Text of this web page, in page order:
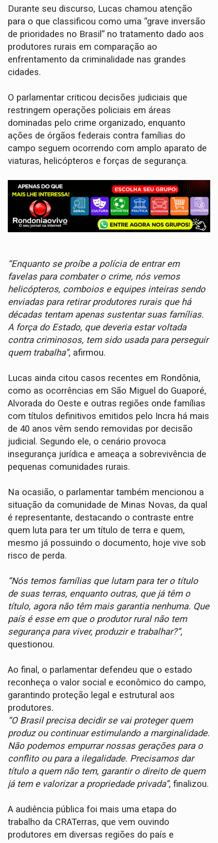
Durante seu discurso, Lucas chamou atenção
para o que classificou como uma “grave inversão
de prioridades no Brasil” no tratamento dado aos
produtores rurais em comparação ao
enfrentamento da criminalidade nas grandes
cidades.
O parlamentar criticou decisões judiciais que
restringem operações policiais em áreas
dominadas pelo crime organizado, enquanto
ações de órgãos federais contra famílias do
campo seguem ocorrendo com amplo aparato de
viaturas, helicópteros e forças de segurança.
“Enquanto se proíbe a polícia de entrar em
favelas para combater o crime, nós vemos
helicópteros, comboios e equipes inteiras sendo
enviadas para retirar produtores rurais que há
décadas tentam apenas sustentar suas famílias.
A força do Estado, que deveria estar voltada
contra criminosos, tem sido usada para perseguir
quem trabalha”, afirmou.
Lucas ainda citou casos recentes em Rondônia,
como as ocorrências em São Miguel do Guaporé,
Alvorada do Oeste e outras regiões onde famílias
com títulos definitivos emitidos pelo Incra há mais
de 40 anos vêm sendo removidas por decisão
judicial. Segundo ele, o cenário provoca
insegurança jurídica e ameaça a sobrevivência de
pequenas comunidades rurais.
Na ocasião, o parlamentar também mencionou a
situação da comunidade de Minas Novas, da qual
é representante, destacando o contraste entre
quem luta para ter um título de terra e quem,
mesmo já possuindo o documento, hoje vive sob
risco de perda.
“Nós temos famílias que lutam para ter o título
de suas terras, enquanto outras, que já têm o
título, agora não têm mais garantia nenhuma. Que
país é esse em que o produtor rural não tem
segurança para viver, produzir e trabalhar?”,
questionou.
Ao final, o parlamentar defendeu que o estado
reconheça o valor social e econômico do campo,
garantindo proteção legal e estrutural aos
produtores.
“O Brasil precisa decidir se vai proteger quem
produz ou continuar estimulando a marginalidade.
Não podemos empurrar nossas gerações para o
conflito ou para a ilegalidade. Precisamos dar
título a quem não tem, garantir o direito de quem
já tem e valorizar a propriedade privada”, finalizou.
A audiência pública foi mais uma etapa do
trabalho da CRATerras, que vem ouvindo
produtores em diversas regiões do país e